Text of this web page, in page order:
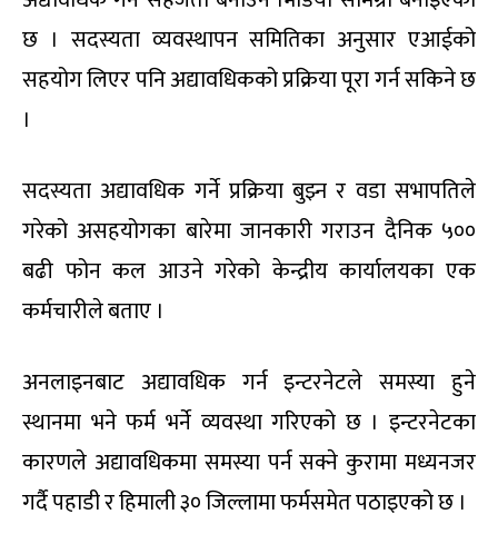
छ । सदस्यता व्यवस्थापन समितिका अनुसार एआईको
सहयोग लिएर पनि अद्यावधिकको प्रक्रिया पूरा गर्न सकिने छ
।
सदस्यता अद्यावधिक गर्ने प्रक्रिया बुझ्न र वडा सभापतिले
गरेको असहयोगका बारेमा जानकारी गराउन दैनिक ५००
बढी फोन कल आउने गरेको केन्द्रीय कार्यालयका एक
कर्मचारीले बताए ।
अनलाइनबाट अद्यावधिक गर्न इन्टरनेटले समस्या हुने
स्थानमा भने फर्म भर्ने व्यवस्था गरिएको छ । इन्टरनेटका
कारणले अद्यावधिकमा समस्या पर्न सक्ने कुरामा मध्यनजर
गर्दै पहाडी र हिमाली ३० जिल्लामा फर्मसमेत पठाइएको छ ।